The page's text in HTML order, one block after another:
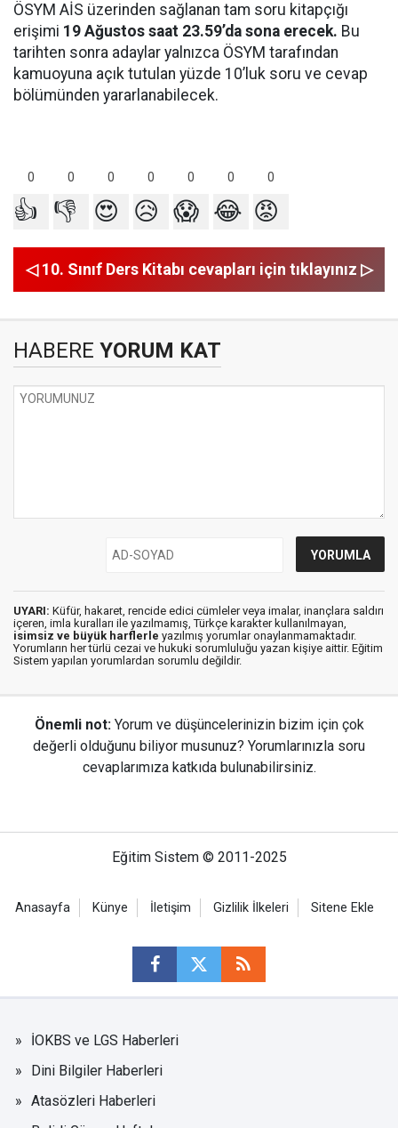
ÖSYM AİS üzerinden sağlanan tam soru kitapçığı
erişimi 19 Ağustos saat 23.59’da sona erecek. Bu
tarihten sonra adaylar yalnızca ÖSYM tarafından
kamuoyuna açık tutulan yüzde 10’luk soru ve cevap
bölümünden yararlanabilecek.
0 0 0 0 0 0 0
👍 👎 😍 😥 😱 😂 😡
◁ 10. Sınıf Ders Kitabı cevapları için tıklayınız ▷
HABERE YORUM KAT
UYARI: Küfür, hakaret, rencide edici cümleler veya imalar, inançlara saldırı
içeren, imla kuralları ile yazılmamış, Türkçe karakter kullanılmayan,
isimsiz ve büyük harflerle yazılmış yorumlar onaylanmamaktadır.
Yorumların her türlü cezai ve hukuki sorumluluğu yazan kişiye aittir. Eğitim
Sistem yapılan yorumlardan sorumlu değildir.
Önemli not: Yorum ve düşüncelerinizin bizim için çok
değerli olduğunu biliyor musunuz? Yorumlarınızla soru
cevaplarımıza katkıda bulunabilirsiniz.
Eğitim Sistem © 2011-2025
Anasayfa Künye İletişim Gizlilik İlkeleri Sitene Ekle
İOKBS ve LGS Haberleri
Dini Bilgiler Haberleri
Atasözleri Haberleri